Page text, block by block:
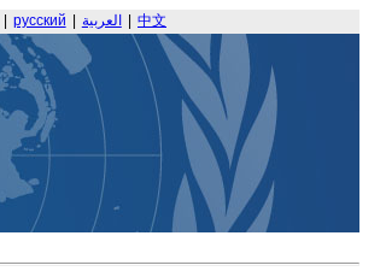
русский العربية 中文